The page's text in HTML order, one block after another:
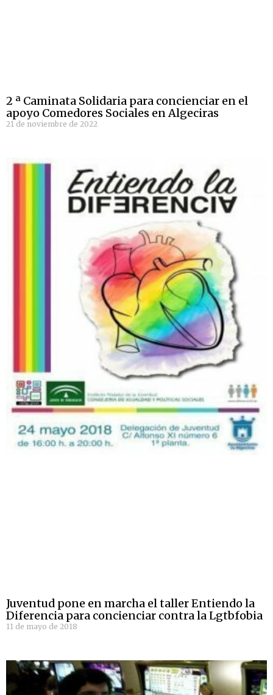
2 ª Caminata Solidaria para concienciar en el
apoyo Comedores Sociales en Algeciras
21 de noviembre de 2022
Juventud pone en marcha el taller Entiendo la
Diferencia para concienciar contra la Lgtbfobia
11 de mayo de 2018